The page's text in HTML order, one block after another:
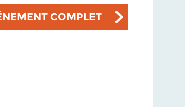
COMPLET